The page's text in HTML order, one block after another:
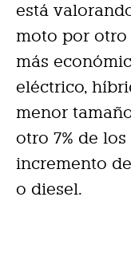
está
moto por
más
eléctrico,
menor
otro 7% de
incremento
o diesel.